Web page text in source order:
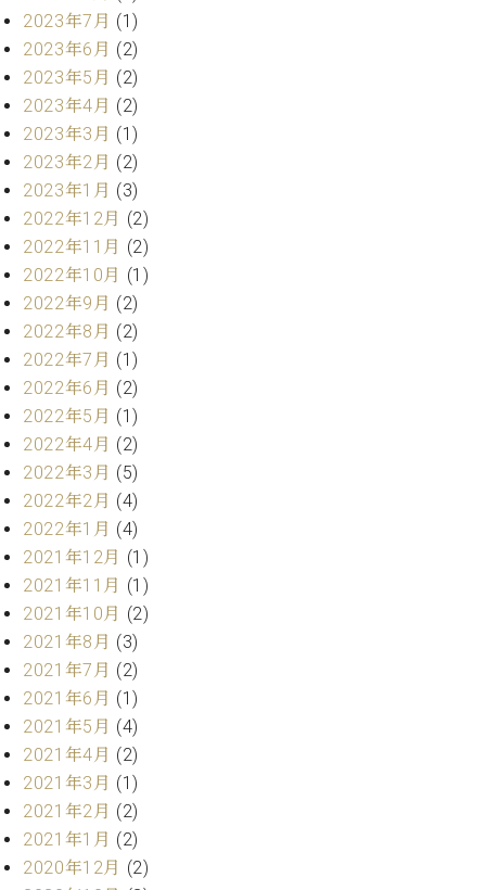
ィ
ジ
ョ
ン
C.BECHSTEIN
Digital(ベ
ヒ
シ
ュ
タ
イ
ン
デ
ジ
タ
ル)
展示
情報
【ユ
ーロ
ピア
ノ特
選中
古】
イ
ベ
ン
ト
報
八
王
子
工
房
ロ
グ
ア
ク
セ
お
問
い
合
わ
せ
ア
2023年7月 (1)
2023年6月 (2)
2023年5月 (2)
2023年4月 (2)
2023年3月 (1)
2023年2月 (2)
2023年1月 (3)
2022年12月 (2)
2022年11月 (2)
2022年10月 (1)
2022年9月 (2)
2022年8月 (2)
2022年7月 (1)
2022年6月 (2)
2022年5月 (1)
2022年4月 (2)
2022年3月 (5)
2022年2月 (4)
2022年1月 (4)
2021年12月 (1)
2021年11月 (1)
2021年10月 (2)
2021年8月 (3)
2021年7月 (2)
2021年6月 (1)
2021年5月 (4)
2021年4月 (2)
2021年3月 (1)
2021年2月 (2)
2021年1月 (2)
2020年12月 (2)